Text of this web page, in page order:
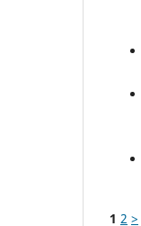
1 2 >